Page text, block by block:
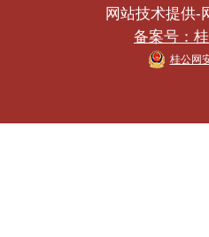
网站技术提供-
备案号：
桂公网